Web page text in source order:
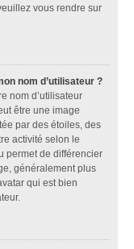
vous rendre sur
nom d’utilisateur ?
nom d’utilisateur
être une image
par des étoiles, des
activité selon le
permet de différencier
généralement plus
qui est bien